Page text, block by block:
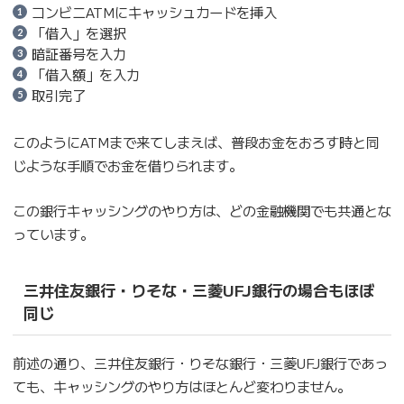
コンビニATMにキャッシュカードを挿入
「借入」を選択
暗証番号を入力
「借入額」を入力
取引完了
このようにATMまで来てしまえば、普段お金をおろす時と同
じような手順でお金を借りられます。
この銀行キャッシングのやり方は、どの金融機関でも共通とな
っています。
三井住友銀行・りそな・三菱UFJ銀行の場合もほぼ
同じ
前述の通り、三井住友銀行・りそな銀行・三菱UFJ銀行であっ
ても、キャッシングのやり方はほとんど変わりません。